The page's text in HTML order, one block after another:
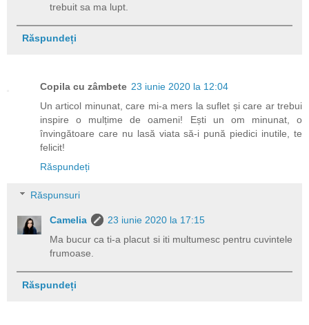
trebuit sa ma lupt.
Răspundeți
Copila cu zâmbete 23 iunie 2020 la 12:04
Un articol minunat, care mi-a mers la suflet și care ar trebui
inspire o mulțime de oameni! Ești un om minunat, o
învingătoare care nu lasă viata să-i pună piedici inutile, te
felicit!
Răspundeți
Răspunsuri
Camelia
23 iunie 2020 la 17:15
Ma bucur ca ti-a placut si iti multumesc pentru cuvintele
frumoase.
Răspundeți